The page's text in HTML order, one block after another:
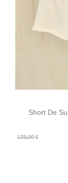
Short De
139,00 €
Prix
Prix